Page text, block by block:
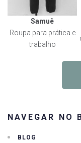
Samuê
Roupa para prática e
trabalho
NAVEGAR NO
BLOG